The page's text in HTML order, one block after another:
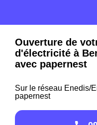
Ouverture de
d'électricité à
avec papernest
Sur le réseau Enedis/
papernest